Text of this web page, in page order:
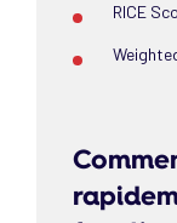
RICE